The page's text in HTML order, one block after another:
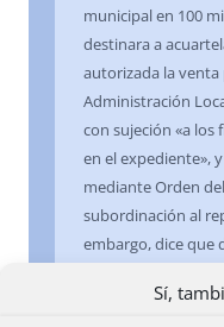
Sí,
municipal en 100
destinara a
autorizada la venta
Administración
con sujeción «a los
en el expediente»,
mediante Orden
subordinación al
embargo, dice que
requisito esencial